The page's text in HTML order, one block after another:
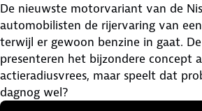
De nieuwste motorvariant van de
automobilisten de rijervaring van
terwijl er gewoon benzine in gaat.
presenteren het bijzondere concept
actieradiusvrees, maar speelt dat
dagnog wel?